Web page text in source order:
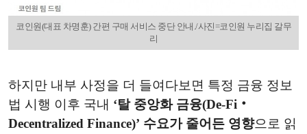
코인원(대표 차명훈) 간편 구매 서비스 중단 안내./사진=코인원 누리집 갈무
리
하지만 내부 사정을 더 들여다보면 특정 금융 정보
법 시행 이후 국내 ‘탈 중앙화 금융(De-Fi‧
Decentralized Finance)’ 수요가 줄어든 영향으로 읽